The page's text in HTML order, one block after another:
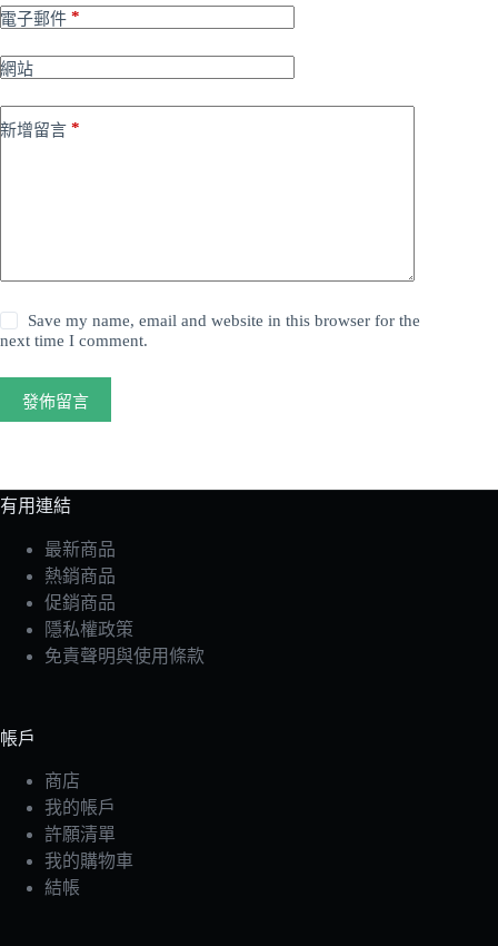
電子郵件 *
網站
新增留言 *
Save my name, email and website in this browser for the
next time I comment.
發佈留言
有用連結
最新商品
熱銷商品
促銷商品
隱私權政策
免責聲明與使用條款
帳戶
商店
我的帳戶
許願清單
我的購物車
結帳